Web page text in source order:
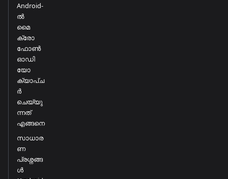
Android-
ൽ
മൈ
ക്രോ
ഫോൺ
ഓഡി
യോ
ക്യാപ്ച
ർ
ചെയ്യു
ന്നത്
എങ്ങനെ
സാധാര
ണ
പ്രശ്നങ്ങ
ൾ